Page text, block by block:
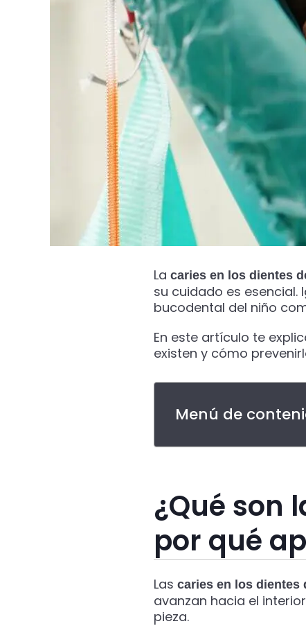
La caries en los dientes
su cuidado es
bucodental del niño
En este artículo te
existen y cómo
Menú de
¿Qué son
por qué
Las caries en los dientes
avanzan hacia el
pieza.